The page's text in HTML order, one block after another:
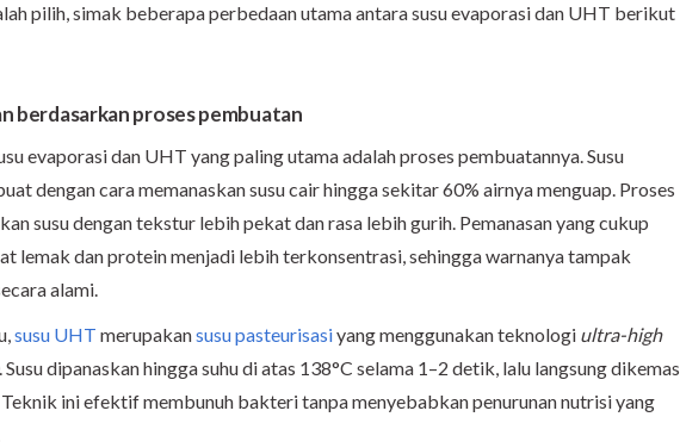
pilih, simak beberapa perbedaan utama antara susu evaporasi dan UHT berikut
berdasarkan proses pembuatan
evaporasi dan UHT yang paling utama adalah proses pembuatannya. Susu
dengan cara memanaskan susu cair hingga sekitar 60% airnya menguap. Proses
susu dengan tekstur lebih pekat dan rasa lebih gurih. Pemanasan yang cukup
lemak dan protein menjadi lebih terkonsentrasi, sehingga warnanya tampak
alami.
susu UHT merupakansusu pasteurisasiyang menggunakan teknologi ultra-high
. Susu dipanaskan hingga suhu di atas 138°C selama 1–2 detik, lalu langsung dikemas
ini efektif membunuh bakteri tanpa menyebabkan penurunan nutrisi yang